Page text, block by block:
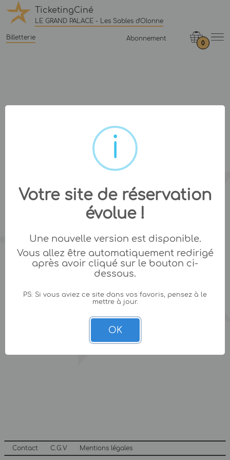
TicketingCiné
LE GRAND PALACE - Les Sables d'Olonne
Billetterie Abonnement
0
Contact C.G.V Mentions légales
Votre site de réservation
évolue !
Une nouvelle version est disponible.
Vous allez être automatiquement redirigé
après avoir cliqué sur le bouton ci-
dessous.
PS: Si vous aviez ce site dans vos favoris, pensez à le
mettre à jour.
OK